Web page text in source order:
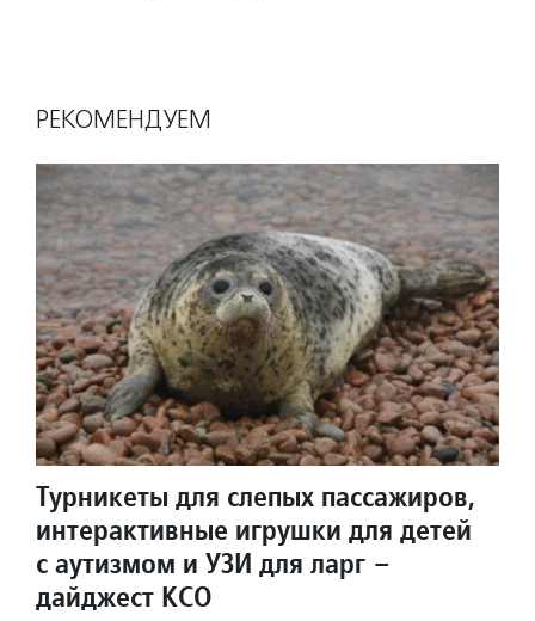
РЕКОМЕНДУЕМ
Турникеты для слепых пассажиров,
интерактивные игрушки для детей
с аутизмом и УЗИ для ларг –
дайджест КСО